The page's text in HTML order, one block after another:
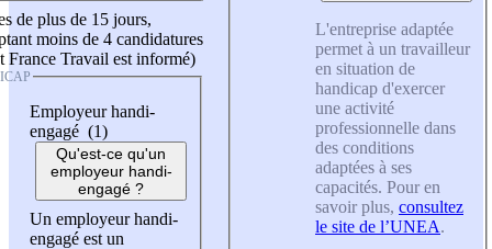
de plus de 15 jours,
moins de 4 candidatures
France Travail est informé)
Employeur handi-
engagé (1)
Qu'est-ce qu'un
employeur handi-
engagé ?
Un employeur handi-
engagé est un
L'entreprise adaptée
permet à un travailleur
en situation de
handicap d'exercer
une activité
professionnelle dans
des conditions
adaptées à ses
capacités. Pour en
savoir plus, consultez
le site de l’UNEA.